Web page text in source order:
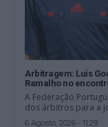
Arbitragem: Luís
Ramalho no
A Federação
dos árbitros para a
6 Agosto, 2026 - 11:29